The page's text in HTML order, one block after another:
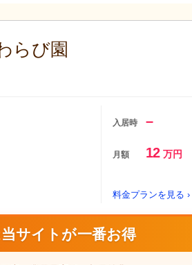
らび園
入居時 –
月額 12 万円
料金プランを見る ›
当サイトが一番お得